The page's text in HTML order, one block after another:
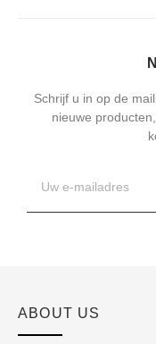
Schrijf u in op de
nieuwe
ABOUT US